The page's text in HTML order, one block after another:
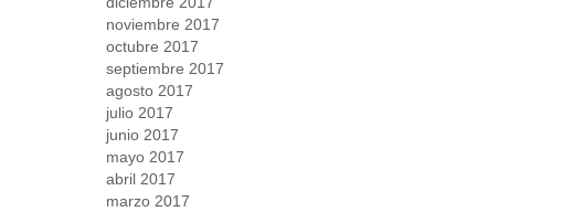
noviembre 2017
octubre 2017
septiembre 2017
agosto 2017
julio 2017
junio 2017
mayo 2017
abril 2017
marzo 2017